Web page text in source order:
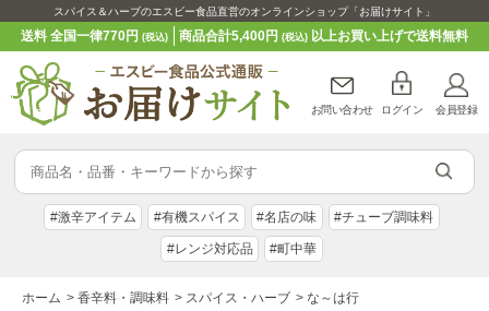
スパイス＆ハーブのエスビー食品直営のオンラインショップ「お届けサイト」
送料 全国一律770円(税込) 商品合計5,400円 (税込)以上お買い上げで送料無料
お問い合わせ ログイン 会員登録
#激辛アイテム #有機スパイス #名店の味 #チューブ調味料
#レンジ対応品 #町中華
ホーム > 香辛料・調味料 > スパイス・ハーブ > な～は行